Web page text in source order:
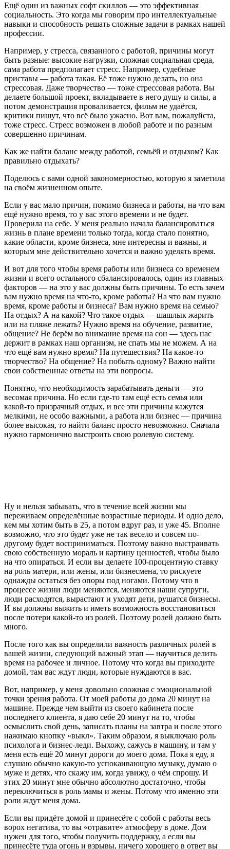
Ещё один из важных софт скиллов — это эффективная
социальность. Это когда мы говорим про интеллектуальные
навыки и способность решать сложные задачи в рамках нашей
профессии.
Например, у стресса, связанного с работой, причины могут
быть разные: высокие нагрузки, сложная социальная среда,
сама работа предполагает стресс. Например, судебные
приставы — работа такая. Её тоже нужно делать, но она
стрессовая. Даже творчество — тоже стрессовая работа. Вы
делаете большой проект, вкладываете в него душу и силы, а
потом демонстрация проваливается, фильм не удаётся,
критики пишут, что всё было ужасно. Вот вам, пожалуйста,
тоже стресс. Стресс возможен в любой работе и по разным
совершенно причинам.
Как же найти баланс между работой, семьёй и отдыхом? Как
правильно отдыхать?
Поделюсь с вами одной закономерностью, которую я заметила
на своём жизненном опыте.
Если у вас мало причин, помимо бизнеса и работы, на что вам
ещё нужно время, то у вас этого времени и не будет.
Проверила на себе. У меня реально начала балансироваться
жизнь в плане времени только тогда, когда стало понятно,
какие области, кроме бизнеса, мне интересны и важны, и
которым мне действительно хочется и важно уделять время.
И вот для того чтобы время работы или бизнеса со временем
жизни и всего остального сбалансировалось, один из главных
факторов — на это у вас должны быть причины. То есть зачем
вам нужно время на что-то, кроме работы? На что вам нужно
время, кроме работы и бизнеса? Вам нужно время на семью?
На отдых? А на какой? Что такое отдых — шашлык жарить
или на пляже лежать? Нужно время на обучение, развитие,
общение? Не берём во внимание время на сон — здесь нас
держит в рамках наш организм, не спать мы не можем. А на
что ещё вам нужно время? На путешествия? На какое-то
творчество? На общение? На побыть одному? Важно найти
свои собственные ответы на эти вопросы.
Понятно, что необходимость зарабатывать деньги — это
весомая причина. Но если где-то там ещё есть семья или
какой-то призрачный отдых, и все эти причины кажутся
мелкими, не особо важными, а работа или бизнес — причина
более высокая, то найти баланс просто невозможно. Сначала
нужно гармонично выстроить свою ролевую систему.
Ну и нельзя забывать, что в течение всей жизни мы
переживаем определённые возрастные периоды. И одно дело,
кем мы хотим быть в 25, а потом вдруг раз, и уже 45. Вполне
возможно, что это будет уже не так весело и совсем по-
другому будет восприниматься. Поэтому важно выстраивать
свою собственную мораль и картину ценностей, чтобы было
на что опираться. И если вы делаете 100-процентную ставку
на роль матери, или жены, или бизнесмена, то рискуете
однажды остаться без опоры под ногами. Потому что в
процессе жизни люди меняются, меняются наши супруги,
люди расходятся, вырастают и уходят дети, рушатся бизнесы.
И вы должны выжить и иметь возможность восстановиться
после потери какой-то из ролей. Поэтому ролей должно быть
много.
После того как вы определили важность различных ролей в
вашей жизни, следующий важный этап — научиться делить
время на рабочее и личное. Потому что когда вы приходите
домой, там вас ждут люди, которые нуждаются в вас.
Вот, например, у меня довольно сложная с эмоциональной
точки зрения работа. От моей работы до дома 20 минут на
машине. Прежде чем выйти из своего кабинета после
последнего клиента, я даю себе 20 минут на то, чтобы
осмыслить свой день, записать планы на завтра и после этого
нажимаю кнопку «выкл». Таким образом, я выключаю роль
психолога и бизнес-леди. Выхожу, сажусь в машину, и там у
меня есть ещё 20 минут дороги до моего дома. Пока я еду, я
слушаю обычно какую-то успокаивающую музыку, думаю о
муже и детях, что скажу им, когда увижу, о чём спрошу. И
этих 20 минут мне обычно абсолютно достаточно, чтобы
переключиться в роль мамы и жены. Потому что именно эти
роли ждут меня дома.
Если вы придёте домой и принесёте с собой с работы весь
ворох негатива, то вы «отравите» атмосферу в доме. Дом
нужен для того, чтобы получить поддержку, а если вы
принесёте туда огонь и взрывы, ничего хорошего в ответ вы